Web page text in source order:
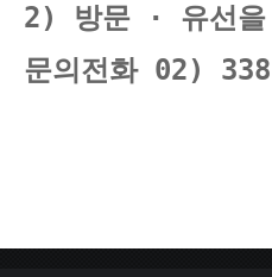
2) 방문 · 유선을
문의전화 02)